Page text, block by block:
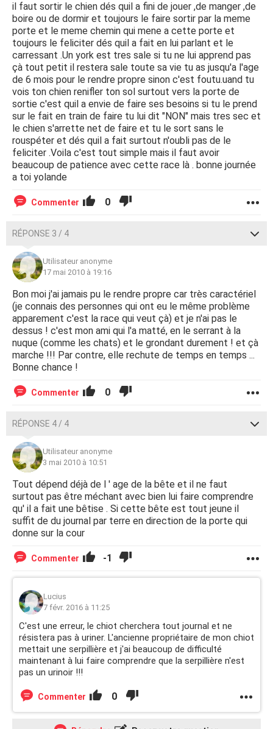
il faut sortir le chien dés quil a fini de jouer ,de manger ,de
boire ou de dormir et toujours le faire sortir par la meme
porte et le meme chemin qui mene a cette porte et
toujours le feliciter dés quil a fait en lui parlant et le
carressant .Un york est tres sale si tu ne lui apprend pas
çà tout petit il restera sale toute sa vie tu as jusqu'a l'age
de 6 mois pour le rendre propre sinon c'est foutu.uand tu
vois ton chien renifler ton sol surtout vers la porte de
sortie c'est quil a envie de faire ses besoins si tu le prend
sur le fait en train de faire tu lui dit "NON" mais tres sec et
le chien s'arrette net de faire et tu le sort sans le
rouspéter et dés quil a fait surtout n'oubli pas de le
feliciter .Voila c'est tout simple mais il faut avoir
beaucoup de patience avec cette race là . bonne journée
a toi yolande
Commenter 0
RÉPONSE 3 / 4
Utilisateur anonyme
17 mai 2010 à 19:16
Bon moi j'ai jamais pu le rendre propre car très caractériel
(je connais des personnes qui ont eu le même problème
apparement c'est la race qui veut çà) et je n'ai pas le
dessus ! c'est mon ami qui l'a matté, en le serrant à la
nuque (comme les chats) et le grondant durement ! et çà
marche !!! Par contre, elle rechute de temps en temps ...
Bonne chance !
Commenter 0
RÉPONSE 4 / 4
Utilisateur anonyme
3 mai 2010 à 10:51
Tout dépend déjà de l ' age de la bête et il ne faut
surtout pas être méchant avec bien lui faire comprendre
qu' il a fait une bêtise . Si cette bête est tout jeune il
suffit de du journal par terre en direction de la porte qui
donne sur la cour
Commenter -1
Lucius
7 févr. 2016 à 11:25
C'est une erreur, le chiot cherchera tout journal et ne
résistera pas à uriner. L'ancienne propriétaire de mon chiot
mettait une serpillière et j'ai beaucoup de difficulté
maintenant à lui faire comprendre que la serpillière n'est
pas un urinoir !!!
Commenter 0